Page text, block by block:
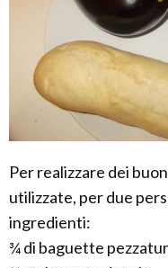
Per realizzare dei
utilizzate, per due
ingredienti:
¾ di baguette